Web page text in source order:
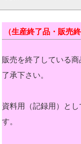
（生産終了品・販売終
販売を終了している
了承下さい。
資料用（記録用）と
す。